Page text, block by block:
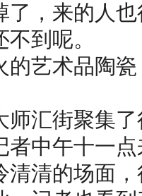
了，来的人
到呢。
艺术品陶瓷
汇街聚集了
者中午十一
清清的场面